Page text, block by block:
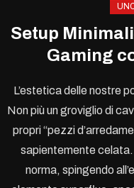
Setup
Gaming
L’estetica delle nostre
Non più un groviglio di
propri “pezzi
sapientemente
norma, spingendo